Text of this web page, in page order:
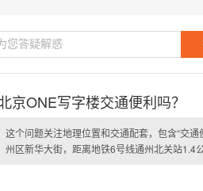
京ONE写字楼交通便利吗？
这个问题关注地理位置和交通配套，包含“交通
州区新华大街，距离地铁6号线通州北关站1.4